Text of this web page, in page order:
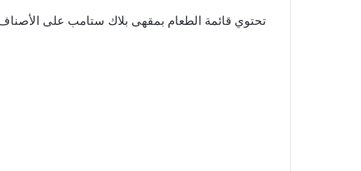
تحتوي قائمة الطعام بمقهى بلاك ستامب على الأصناف